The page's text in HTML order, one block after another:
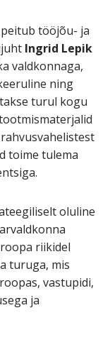
tööjõu- ja
Ingrid Lepik
valdkonnaga,
ning
turul kogu
toime tulema
oluline
riikidel
turuga, mis
vastupidi,
ja